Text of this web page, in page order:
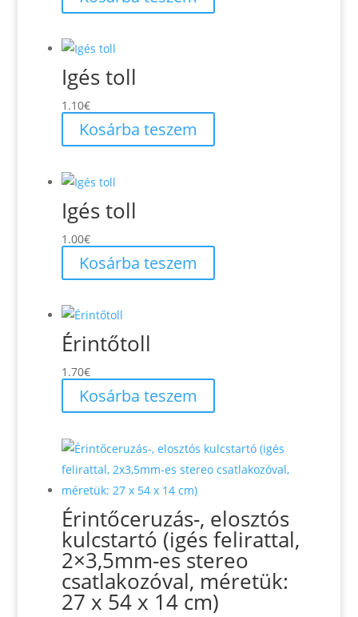
Igés toll
1.10€
Kosárba teszem
Igés toll
1.00€
Kosárba teszem
Érintőtoll
1.70€
Kosárba teszem
Érintőceruzás-, elosztós
kulcstartó (igés felirattal,
2×3,5mm-es stereo
csatlakozóval, méretük:
27 x 54 x 14 cm)